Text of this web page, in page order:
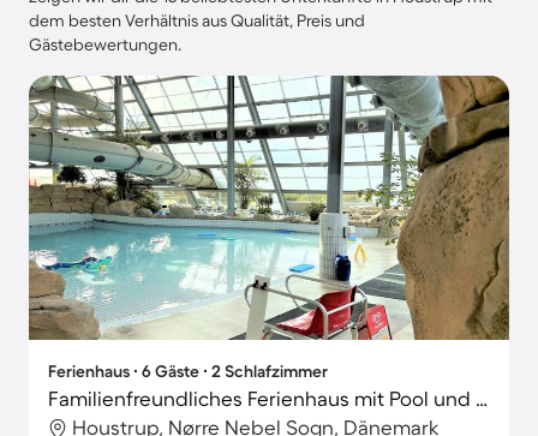
dem besten Verhältnis aus Qualität, Preis und
Gästebewertungen.
Ferienhaus ∙ 6 Gäste ∙ 2 Schlafzimmer
Familienfreundliches Ferienhaus mit Pool und Terrasse
Houstrup, Nørre Nebel Sogn, Dänemark